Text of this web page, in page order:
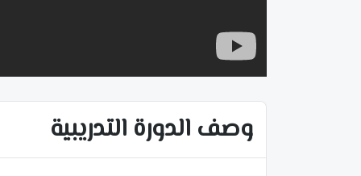
وصف الدورة التدريبية